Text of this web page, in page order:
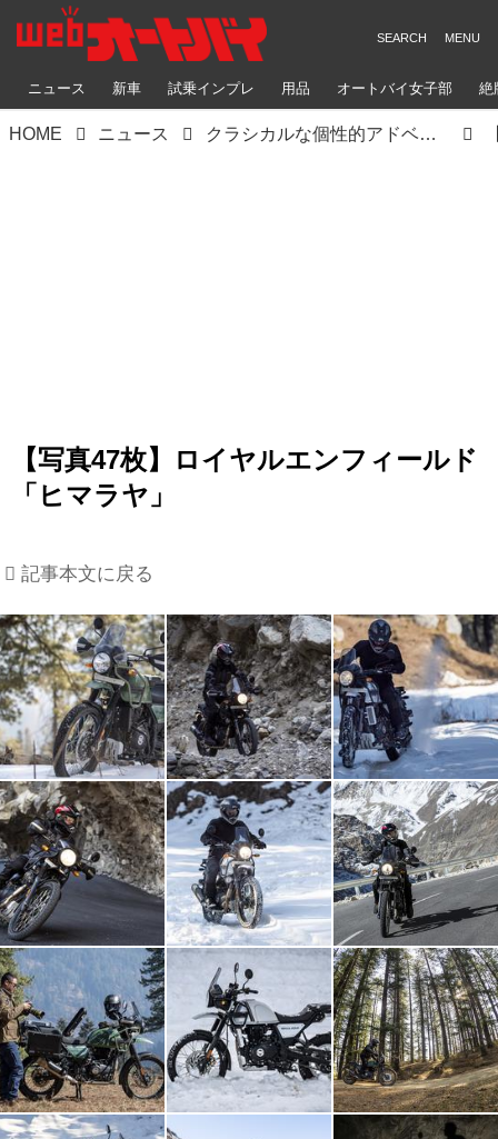
ニュース 新車 試乗インプレ 用品 オートバイ女子部 絶
HOME ニュース クラシカルな個性的アドベンチャーツアラー・ロイヤルエンフィールド「ヒマラヤ」｜ユーロ5対応、ライディングモード＆専用ナビ搭載で大きく進化
【写真47枚】ロイヤルエンフィールド
「ヒマラヤ」
記事本文に戻る